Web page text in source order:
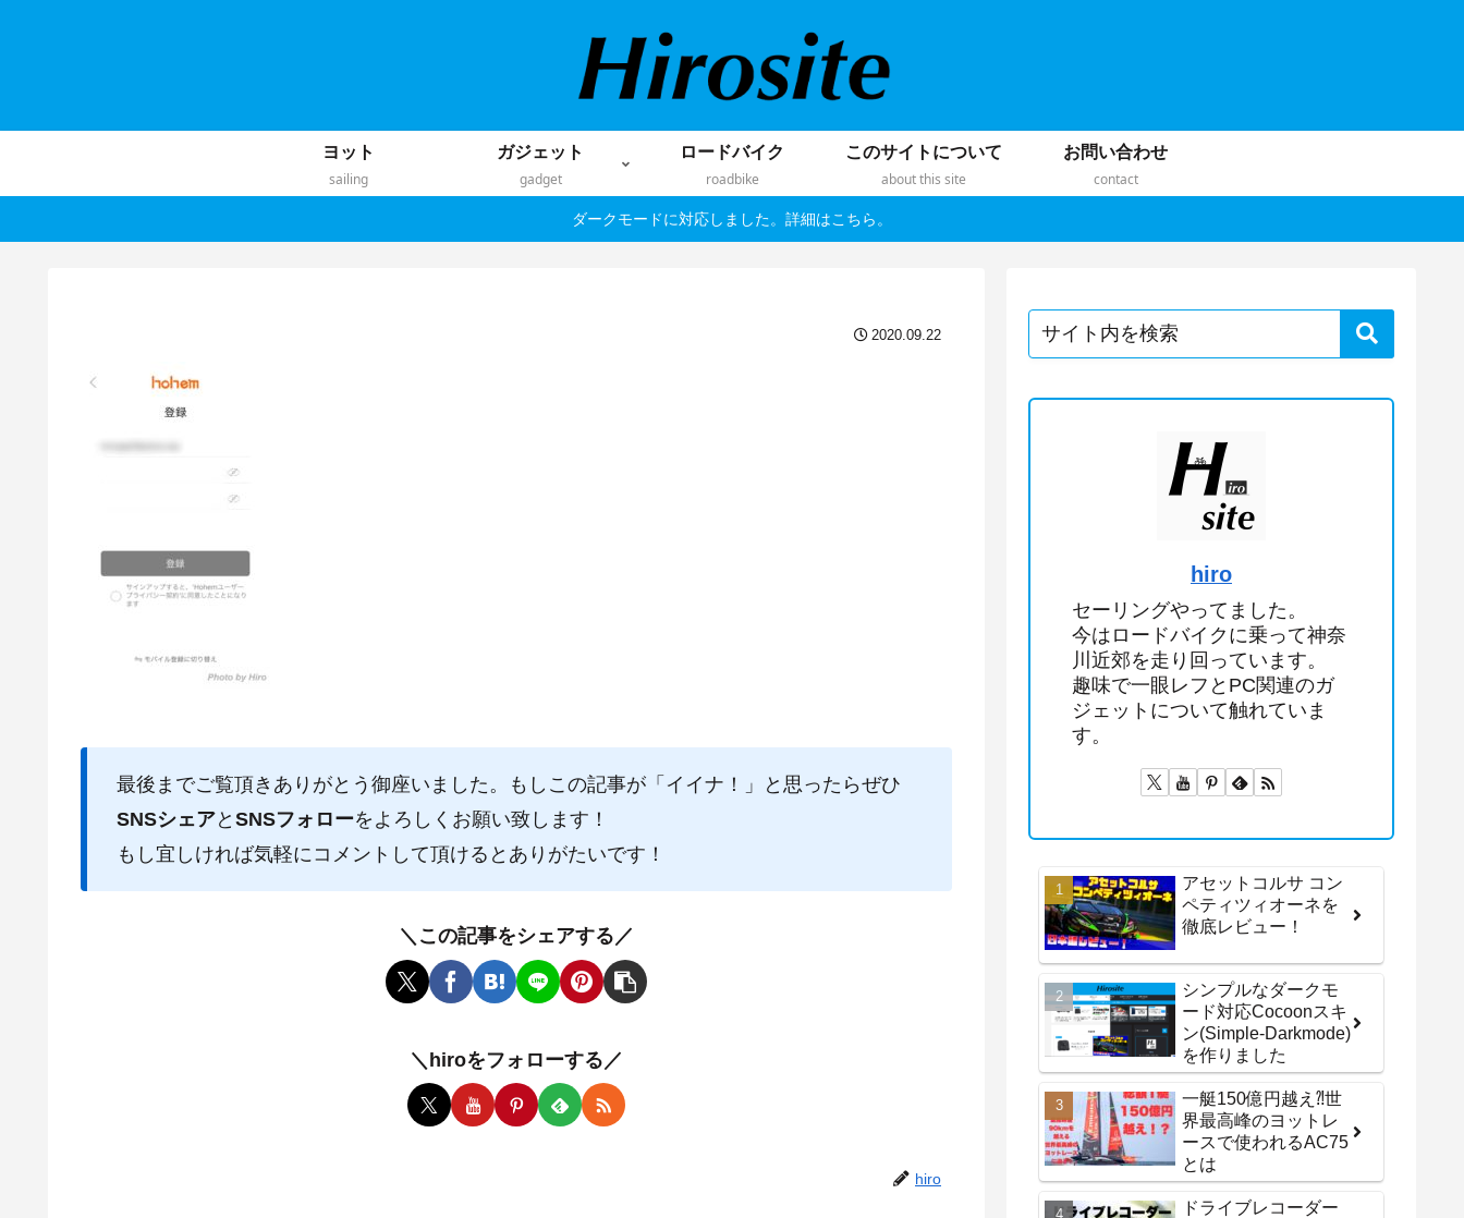
ヨット
sailing
ガジェット
gadget
ロードバイク
roadbike
このサイトについて
about this site
お問い合わせ
contact
ダークモードに対応しました。詳細はこちら。
2020.09.22
最後までご覧頂きありがとう御座いました。もしこの記事が「イイナ！」と思ったらぜひ
SNSシェアと SNSフォローをよろしくお願い致します！
もし宜しければ気軽にコメントして頂けるとありがたいです！
＼この記事をシェアする／
＼hiroをフォローする／
hiro
hiro
セーリングやってました。
今はロードバイクに乗って神奈
川近郊を走り回っています。
趣味で一眼レフとPC関連のガ
ジェットについて触れていま
す。
アセットコルサ コン
ペティツィオーネを
徹底レビュー！
シンプルなダークモ
ード対応Cocoonスキ
ン(Simple-Darkmode)
を作りました
一艇150億円越え⁈世
界最高峰のヨットレ
ースで使われるAC75
とは
ドライブレコーダー